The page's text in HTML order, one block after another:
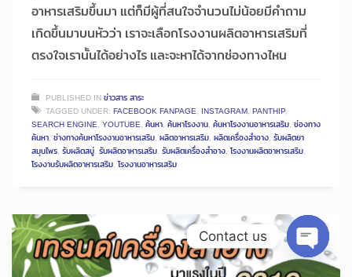
อาหารเสริมขึ้นมา แต่ก็มีผู้ที่สนใจจำนวนไม่น้อยมีคำถาม
เกิดขึ้นมาบนหัวว่า เราจะเลือกโรงงานผลิตอาหารเสริมที่
ตรงใจเรานั้นได้อย่างไร และจะหาได้จากช่องทางไหน
PUBLISHED INข่าวสาร สาระ
TAGGED UNDER: FACEBOOK FANPAGE, INSTAGRAM, PANTHIP,
SEARCH ENGINE, YOUTUBE, ค้นหา, ค้นหาโรงงาน, ค้นหาโรงงานอาหารเสริม, ช่องทาง
ค้นหา, ช่างทางค้นหาโรงงานอาหารเสริม, ผลิตอาหารเสริม, ผลิตเครื่องสำอาง, รับผลิตยา
สมุนไพร, รับผลิตสบู่, รับผลิตอาหารเสริม, รับผลิตเครื่องสำอาง, โรงงานผลิตอาหารเสริม,
โรงงานรับผลิตอาหารเสริม, โรงงานอาหารเสริม
Contact us
Open